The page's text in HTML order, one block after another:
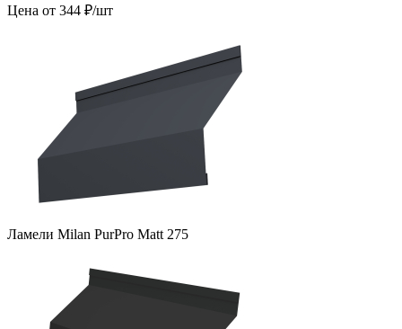
Цена от 344 ₽/шт
Ламели Milan PurPro Matt 275